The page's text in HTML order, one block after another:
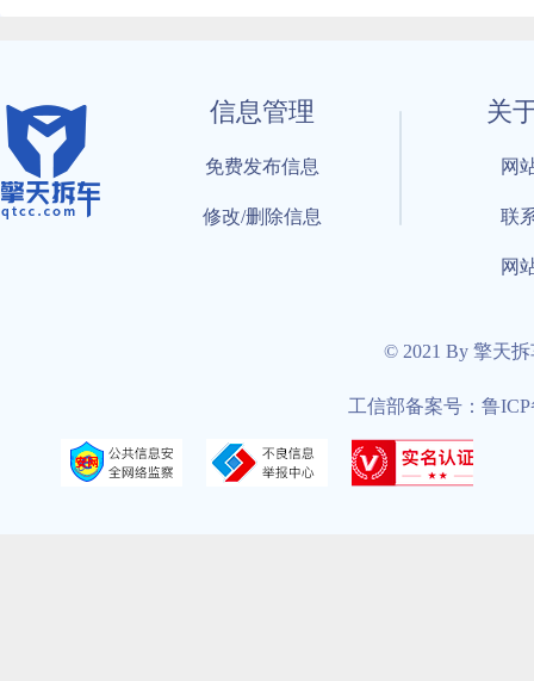
信息管理
免费发布信息
修改/删除信息
关
网
联
网
© 2021 By 擎天
工信部备案号：鲁